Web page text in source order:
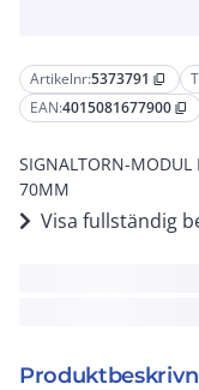
Artikelnr:5373791 content_copy
EAN:4015081677900 content_copy
SIGNALTORN-MODUL
70MM
Visa fullständig